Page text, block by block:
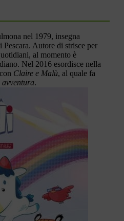
nel 1979, insegna
Autore di strisce per
al momento è
Nel 2016 esordisce nella
Claire e Malù, al quale fa
.